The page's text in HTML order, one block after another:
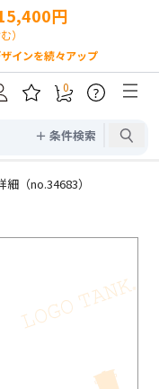
円
）
インを続々アップ
＋ 条件検索
0 ?
（no.34683）